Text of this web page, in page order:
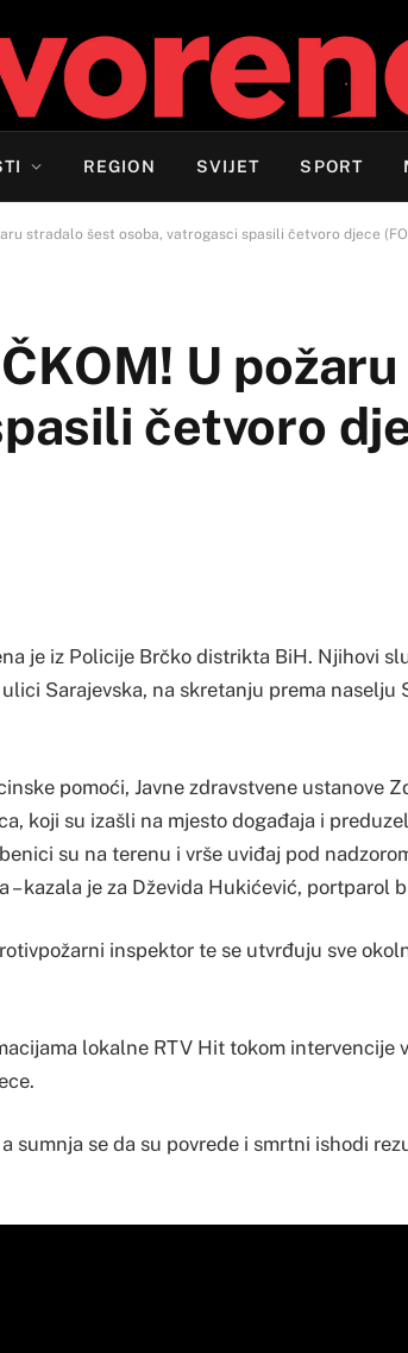
REGION SVIJET SPORT
stradalo šest osoba, vatrogasci spasili četvoro djece
U
četvoro
je iz Policije Brčko distrikta BiH. Njihovi
Sarajevska, na skretanju prema naselju
pomoći, Javne zdravstvene ustanove
koji su izašli na mjesto događaja i
su na terenu i vrše uviđaj pod
kazala je za Dževida Hukićević, portparol
inspektor te se utvrđuju sve
lokalne RTV Hit tokom intervencije
sumnja se da su povrede i smrtni ishodi